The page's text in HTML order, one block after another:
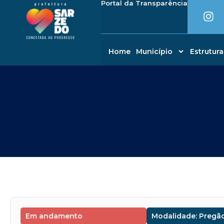
conteúdo Portal da Transparência
n
t
a
Home Município Estrutura
Em andamento Modalidade: